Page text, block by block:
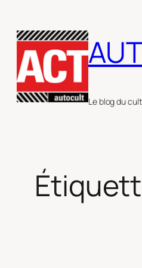
au
contenu
Le blog du